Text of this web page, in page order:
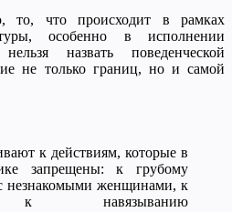
то, что происходит в рамках
особенно в исполнении
назвать поведенческой
не только границ, но и самой
к действиям, которые в
запрещены: к грубому
незнакомыми женщинами, к
к навязыванию